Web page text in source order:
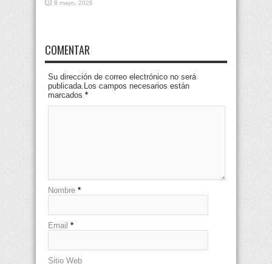
8 mayo, 2026
COMENTAR
Su dirección de correo electrónico no será
publicada.Los campos necesarios están
marcados *
Nombre *
Email *
Sitio Web